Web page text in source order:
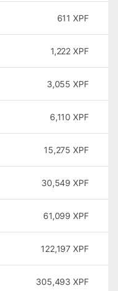
611 XPF
1,222 XPF
3,055 XPF
6,110 XPF
15,275 XPF
30,549 XPF
61,099 XPF
122,197 XPF
305,493 XPF